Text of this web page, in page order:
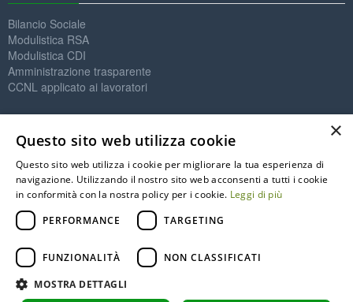
Bilancio Sociale
Modulistica RSA
Modulistica CDI
Amministrazione trasparente
CCNL applicato ai lavoratori
Società Cooperativa Sociale
P.IVA: 01564890125
C.F. 91002590122
info@melo.it
0331.776373
0331.775112
Via Magenta, 3 - 21013 Gallarate (VA)
×
Questo sito web utilizza cookie
Questo sito web utilizza i cookie per migliorare la tua esperienza di
navigazione. Utilizzando il nostro sito web acconsenti a tutti i cookie
in conformità con la nostra policy per i cookie. Leggi di più
PERFORMANCE
TARGETING
FUNZIONALITÀ NON CLASSIFICATI
MOSTRA DETTAGLI